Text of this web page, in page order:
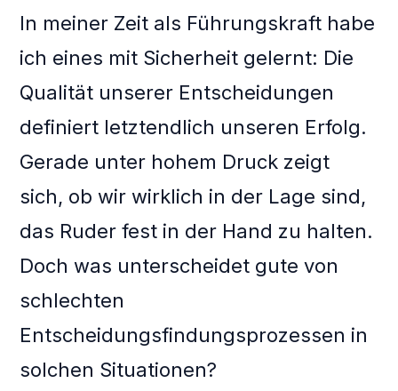
In meiner Zeit als Führungskraft habe
ich eines mit Sicherheit gelernt: Die
Qualität unserer Entscheidungen
definiert letztendlich unseren Erfolg.
Gerade unter hohem Druck zeigt
sich, ob wir wirklich in der Lage sind,
das Ruder fest in der Hand zu halten.
Doch was unterscheidet gute von
schlechten
Entscheidungsfindungsprozessen in
solchen Situationen?